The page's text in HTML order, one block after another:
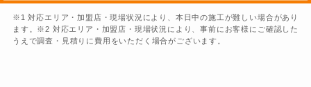
※1 対応エリア・加盟店・現場状況により、本日中の施工が難しい場合があり
ます。※2 対応エリア・加盟店・現場状況により、事前にお客様にご確認した
うえで調査・見積りに費用をいただく場合がございます。